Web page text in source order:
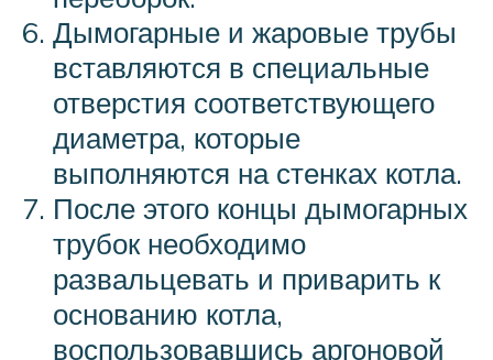
Дымогарные и жаровые трубы
вставляются в специальные
отверстия соответствующего
диаметра, которые
выполняются на стенках котла.
После этого концы дымогарных
трубок необходимо
развальцевать и приварить к
основанию котла,
воспользовавшись аргоновой